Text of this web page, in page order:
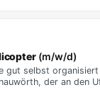
(m/w/d)
gut selbst
der an